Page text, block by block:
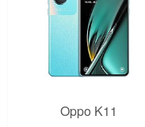
Oppo K11